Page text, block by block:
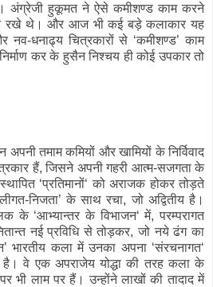
अंग्रेजी हुकूमत ने ऐसे कमीशण्ड काम करने
रखे थे। और आज भी कई बड़े कलाकार यह
नव-धनाढ्य चित्रकारों से ‘कमीशण्ड’ काम
कर के हुसैन निश्चय ही कोई उपकार तो
तमाम कमियों और खामियों के निर्विवाद
हैं, जिसने अपनी गहरी आत्म-सजगता के
‘प्रतिमानों‘ को अराजक होकर तोड़ते
निजता’ के साथ रचा, जो अद्वितीय है।
के ‘आभ्यान्तर के विभाजन‘ में, परम्परागत
नई प्रविधि से तोड़कर, जो नये ढंग का
भारतीय कला में उनका अपना ‘संरचनागत‘
है। वे एक अपराजेय योद्धा की तरह कला के
भी लाम पर हैं। उन्होंने लाखों की तादाद में